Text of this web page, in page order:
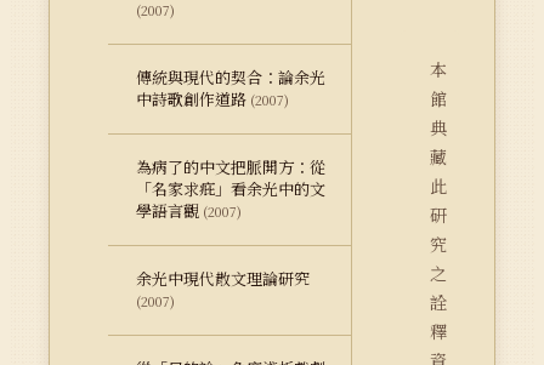
(2007)
傳統與現代的契合：論余光
中詩歌創作道路 (2007)
為病了的中文把脈開方：從
「名家求疪」看余光中的文
學語言觀 (2007)
余光中現代散文理論研究
(2007)
本
館
典
藏
此
研
究
之
詮
釋
資